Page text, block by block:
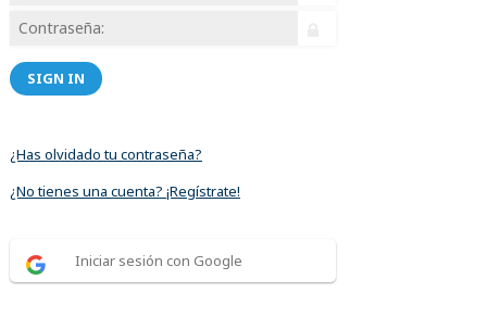
SIGN IN
¿Has olvidado tu contraseña?
¿No tienes una cuenta? ¡Regístrate!
Iniciar sesión con Google